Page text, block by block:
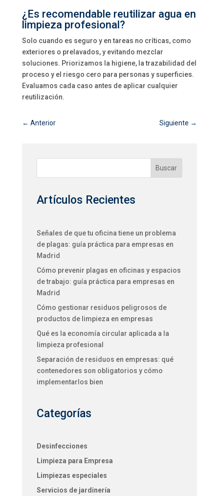
¿Es recomendable reutilizar agua en
limpieza profesional?
Solo cuando es seguro y en tareas no críticas, como
exteriores o prelavados, y evitando mezclar
soluciones. Priorizamos la higiene, la trazabilidad del
proceso y el riesgo cero para personas y superficies.
Evaluamos cada caso antes de aplicar cualquier
reutilización.
← Anterior Siguiente →
Buscar
Artículos Recientes
Señales de que tu oficina tiene un problema
de plagas: guía práctica para empresas en
Madrid
Cómo prevenir plagas en oficinas y espacios
de trabajo: guía práctica para empresas en
Madrid
Cómo gestionar residuos peligrosos de
productos de limpieza en empresas
Qué es la economía circular aplicada a la
limpieza profesional
Separación de residuos en empresas: qué
contenedores son obligatorios y cómo
implementarlos bien
Categorías
Desinfecciones
Limpieza para Empresa
Limpiezas especiales
Servicios de jardinería